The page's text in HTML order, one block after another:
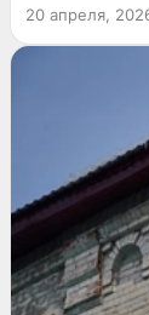
20 апреля,